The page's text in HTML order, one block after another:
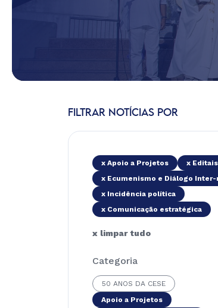
FILTRAR NOTÍCIAS POR
x Apoio a Projetos
x Editais
x Ecumenismo e Diálogo
x Incidência política
x Comunicação estratégica
x limpar tudo
Categoria
50 ANOS DA CESE
Apoio a Projetos